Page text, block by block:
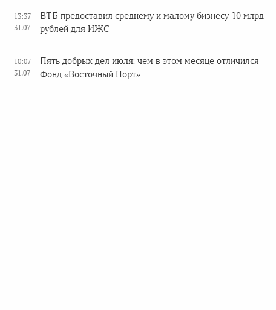
13:37
31.07
ВТБ предоставил среднему и малому бизнесу 10 млрд
рублей для ИЖС
10:07
31.07
Пять добрых дел июля: чем в этом месяце отличился
Фонд «Восточный Порт»